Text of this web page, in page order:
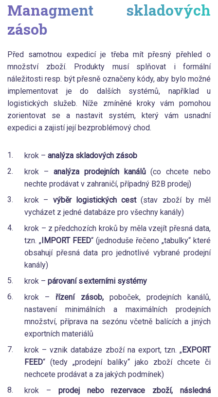
Managment skladových
zásob
Před samotnou expedicí je třeba mít přesný přehled o
množství zboží. Produkty musí splňovat i formální
náležitosti resp. být přesně označeny kódy, aby bylo možné
implementovat je do dalších systémů, například u
logistických služeb. Níže zmíněné kroky vám pomohou
zorientovat se a nastavit systém, který vám usnadní
expedici a zajistí její bezproblémový chod.
krok –analýza skladových zásob
krok – analýza prodejních kanálů(co chcete nebo
nechte prodávat v zahraničí, případný B2B prodej)
krok – výběr logistických cest(stav zboží by měl
vycházet z jedné databáze pro všechny kanály)
krok – z předchozích kroků by měla vzejít přesná data,
tzn. „IMPORT FEED“ (jednoduše řečeno „tabulky“ které
obsahují přesná data pro jednotlivé vybrané prodejní
kanály)
krok –párovaní s externími systémy
krok –řízení zásob, poboček, prodejních kanálů,
nastavení minimálních a maximálních prodejních
množství, příprava na sezónu včetně balících a jiných
exportních materiálů
krok – vznik databáze zboží na export, tzn. „EXPORT
FEED“ (tedy „prodejní balíky“ jako zboží chcete či
nechcete prodávat a za jakých podmínek)
krok – prodej nebo rezervace zboží, následná